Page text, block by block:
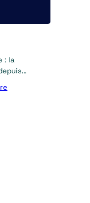
: la
sites